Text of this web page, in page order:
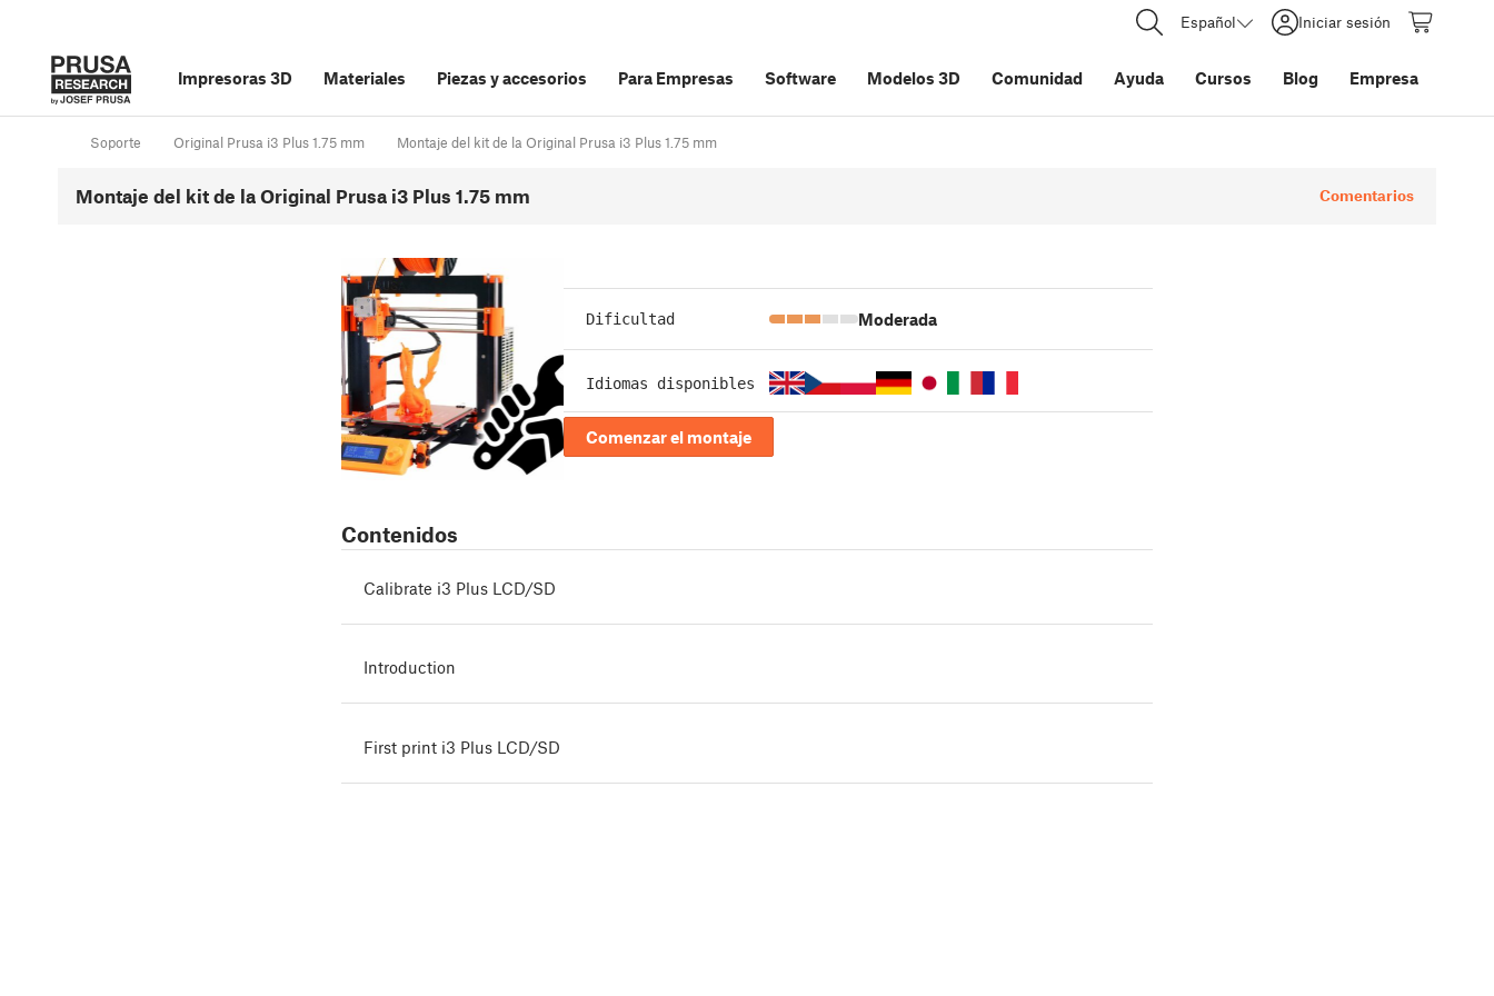
Español Iniciar sesión
Impresoras 3D Materiales Piezas y accesorios Para Empresas Software Modelos 3D Comunidad Ayuda Cursos Blog Empresa
Soporte Original Prusa i3 Plus 1.75 mm Montaje del kit de la Original Prusa i3 Plus 1.75 mm
Montaje del kit de la Original Prusa i3 Plus 1.75 mm Comentarios
Dificultad Moderada
Idiomas disponibles
Comenzar el montaje
Contenidos
Calibrate i3 Plus LCD/SD
Introduction
First print i3 Plus LCD/SD